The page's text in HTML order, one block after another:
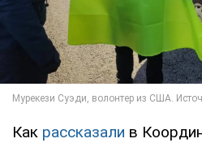
Как рассказали в